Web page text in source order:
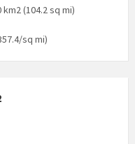
(104.2 sq mi)
sq mi)